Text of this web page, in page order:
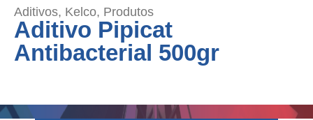
Aditivos, Kelco, Produtos
Aditivo Pipicat
Antibacterial 500gr